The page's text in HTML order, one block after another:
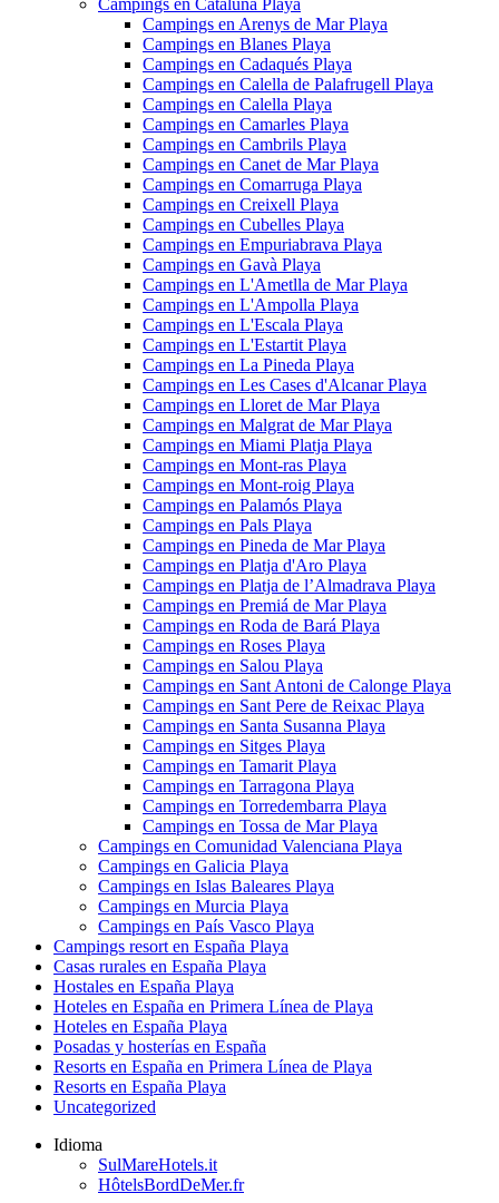
Campings en Arenys de Mar Playa
Campings en Blanes Playa
Campings en Cadaqués Playa
Campings en Calella de Palafrugell Playa
Campings en Calella Playa
Campings en Camarles Playa
Campings en Cambrils Playa
Campings en Canet de Mar Playa
Campings en Comarruga Playa
Campings en Creixell Playa
Campings en Cubelles Playa
Campings en Empuriabrava Playa
Campings en Gavà Playa
Campings en L'Ametlla de Mar Playa
Campings en L'Ampolla Playa
Campings en L'Escala Playa
Campings en L'Estartit Playa
Campings en La Pineda Playa
Campings en Les Cases d'Alcanar Playa
Campings en Lloret de Mar Playa
Campings en Malgrat de Mar Playa
Campings en Miami Platja Playa
Campings en Mont-ras Playa
Campings en Mont-roig Playa
Campings en Palamós Playa
Campings en Pals Playa
Campings en Pineda de Mar Playa
Campings en Platja d'Aro Playa
Campings en Platja de l’Almadrava Playa
Campings en Premiá de Mar Playa
Campings en Roda de Bará Playa
Campings en Roses Playa
Campings en Salou Playa
Campings en Sant Antoni de Calonge Playa
Campings en Sant Pere de Reixac Playa
Campings en Santa Susanna Playa
Campings en Sitges Playa
Campings en Tamarit Playa
Campings en Tarragona Playa
Campings en Torredembarra Playa
Campings en Tossa de Mar Playa
Campings en Comunidad Valenciana Playa
Campings en Galicia Playa
Campings en Islas Baleares Playa
Campings en Murcia Playa
Campings en País Vasco Playa
Campings resort en España Playa
Casas rurales en España Playa
Hostales en España Playa
Hoteles en España en Primera Línea de Playa
Hoteles en España Playa
Posadas y hosterías en España
Resorts en España en Primera Línea de Playa
Resorts en España Playa
Uncategorized
Idioma
SulMareHotels.it
HôtelsBordDeMer.fr